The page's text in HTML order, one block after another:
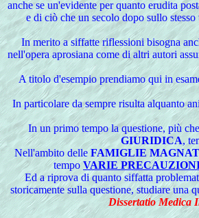
anche se un'evidente per quanto erudita
e di ciò che un secolo dopo sullo
In merito a siffatte riflessioni bisogna
nell'opera aprosiana come di altri autori
A titolo d'esempio prendiamo qui in
In particolare da sempre risulta alquanto
In un primo tempo la questione, più
GIURIDICA,
Nell'ambito delle FAMIGLIE
tempoVARIE
Ed a riprova di quanto siffatta
storicamente sulla questione, studiare una
Dissertatio Medica